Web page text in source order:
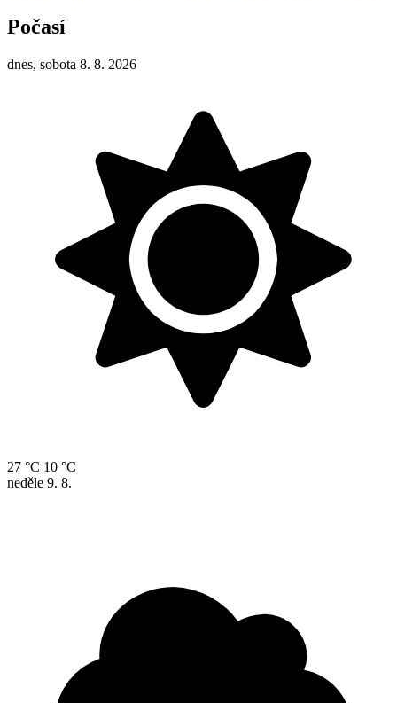
Počasí
dnes, sobota 8. 8. 2026
27 °C 10 °C
neděle 9. 8.